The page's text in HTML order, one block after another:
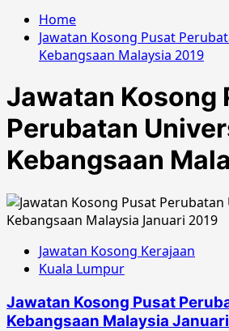
Home
Jawatan Kosong Pusat
Kebangsaan Malaysia 2019
Jawatan Kosong
Perubatan
Kebangsaan
Jawatan Kosong Kerajaan
Kuala Lumpur
Jawatan Kosong Pusat
Kebangsaan Malaysia